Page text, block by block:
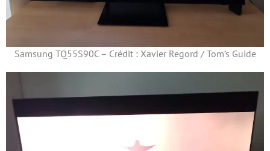
Samsung TQ55S90C – Crédit : Xavier Regord / Tom’s Guide